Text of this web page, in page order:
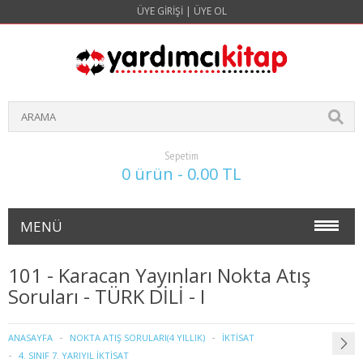
ÜYE GIRIŞI | ÜYE OL
Sepetim
0 ürün - 0.00 TL
MENÜ
İŞLETME
1. SINIF 1. YARIYIL İŞLETME
101 - Karacan Yayınları Nokta Atış
Soruları - TÜRK DİLİ - I
ANASAYFA NOKTA ATIŞ SORULARI(4 YILLIK)
İKTİSAT
4. SINIF 7. YARIYIL İKTİSAT